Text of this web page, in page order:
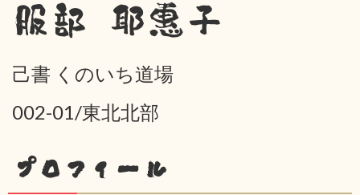
服部 耶惠子
己書 くのいち道場
002-01/東北北部
プロフィール